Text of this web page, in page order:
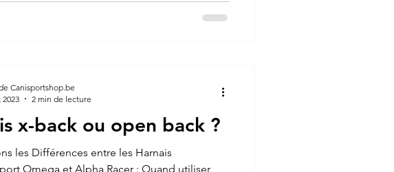
x-back ou open back ?
les Différences entre les Harnais
Omega et Alpha Racer : Quand utiliser
Canisportshop.be
2023
2 min de lecture